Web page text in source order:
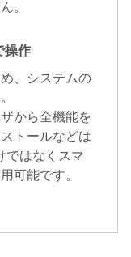
。
操作
、システムの
から全機能を
トールなどは
ではなくスマ
可能です。